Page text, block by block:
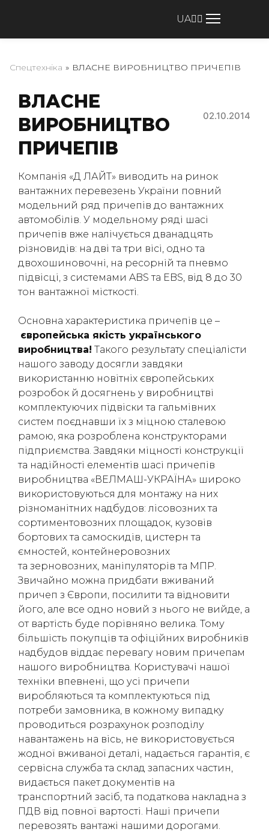
UA
(050) 347-27-05
Спецтехніка » ВЛАСНЕ ВИРОБНИЦТВО ПРИЧЕПІВ
ВЛАСНЕ
ВИРОБНИЦТВО
ПРИЧЕПІВ
02.10.2014
Компанія «Д ЛАЙТ» виводить на ринок
вантажних перевезень України повний
модельний ряд причепів до вантажних
автомобілів. У модельному ряді шасі
причепів вже налічується дванадцять
різновидів: на дві та три вісі, одно та
двохошиновочні, на ресорній та пневмо
підвісці, з системами ABS та EBS, від 8 до 30
тон вантажної місткості.
Основна характеристика причепів це –
європейська якість українського
виробництва! Такого результату спеціалісти
нашого заводу досягли завдяки
використанню новітніх європейських
розробок й досягнень у виробництві
комплектуючих підвіски та гальмівних
систем поєднавши їх з міцною сталевою
рамою, яка розроблена конструкторами
підприємства. Завдяки міцності конструкції
та надійності елементів шасі причепів
виробництва «ВЕЛМАШ-УКРАЇНА» широко
використовуються для монтажу на них
різноманітних надбудов: лісовозних та
сортиментовозних площадок, кузовів
бортових та самоскидів, цистерн та
ємностей, контейнеровозних
та зерновозних, маніпуляторів та МПР.
Звичайно можна придбати вживаний
причеп з Європи, посилити та відновити
його, але все одно новий з нього не вийде, а
от вартість буде порівняно велика. Тому
більшість покупців та офіційних виробників
надбудов віддає перевагу новим причепам
нашого виробництва. Користувачі нашої
техніки впевнені, що усі причепи
виробляються та комплектуються під
потреби замовника, в кожному випадку
проводиться розрахунок розподілу
навантажень на вісь, не використовується
жодної вживаної деталі, надається гарантія, є
сервісна служба та склад запасних частин,
видається пакет документів на
транспортний засіб, та податкова накладна з
ПДВ від повної вартості. Наші причепи
перевозять вантажі нашими дорогами.